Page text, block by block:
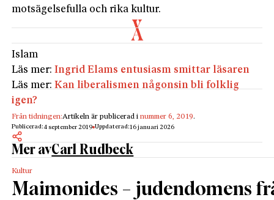
motsägelsefulla och rika kultur.
Islam
Läs mer:Ingrid Elams entusiasm smittar läsaren
Läs mer:Kan liberalismen någonsin bli folklig
igen?
Från tidningen:Artikeln är publicerad inummer 6, 2019.
Publicerad:4 september 2019 Uppdaterad:16 januari 2026
Mer avCarl Rudbeck
Kultur
Maimonides – judendomens